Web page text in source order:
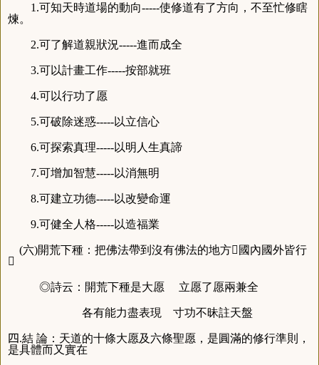
1.可知天時道場的動向-----使修道有了方向，不至忙修瞎
煉。
2.可了解道親狀況-----進而成全
3.可以計畫工作-----按部就班
4.可以行功了愿
5.可破除迷惑-----以立信心
6.可探索真理-----以明人生真諦
7.可增加智慧-----以消無明
8.可建立功德-----以改變命運
9.可健全人格-----以造福業
(六)開荒下種：把佛法帶到沒有佛法的地方國內國外皆行

◎詩云：開荒下種是大愿 立愿了愿兩兼全
各有能力盡表現 寸功不昧註天盤
四.結 論：天道的十條大愿及六條聖愿，是圓滿的修行準則，
是具體而又實在